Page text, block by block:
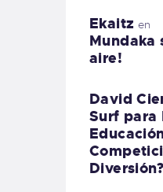
Ekaitz en
Mundaka
aire!
David
Surf para
Diversión?